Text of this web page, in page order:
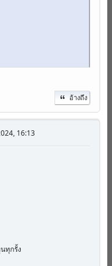
อ้างถึง
16:13
ทุกรั้ง